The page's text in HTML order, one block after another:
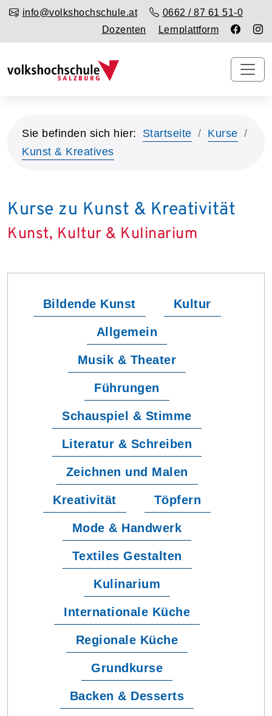
info@volkshochschule.at
0662 / 87 61 51-0
Dozenten
Lernplattform
Sie befinden sich hier: Startseite
Kurse
Kunst & Kreatives
Kurse zu Kunst & Kreativität
Kunst, Kultur & Kulinarium
Bildende Kunst Kultur
Allgemein
Musik & Theater
Führungen
Schauspiel & Stimme
Literatur & Schreiben
Zeichnen und Malen
Kreativität Töpfern
Mode & Handwerk
Textiles Gestalten
Kulinarium
Internationale Küche
Regionale Küche
Grundkurse
Backen & Desserts